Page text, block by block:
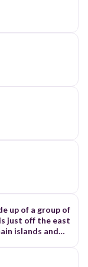
just off the east
islands and